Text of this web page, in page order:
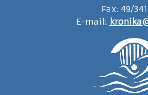
Fax: 49/
E-mail: